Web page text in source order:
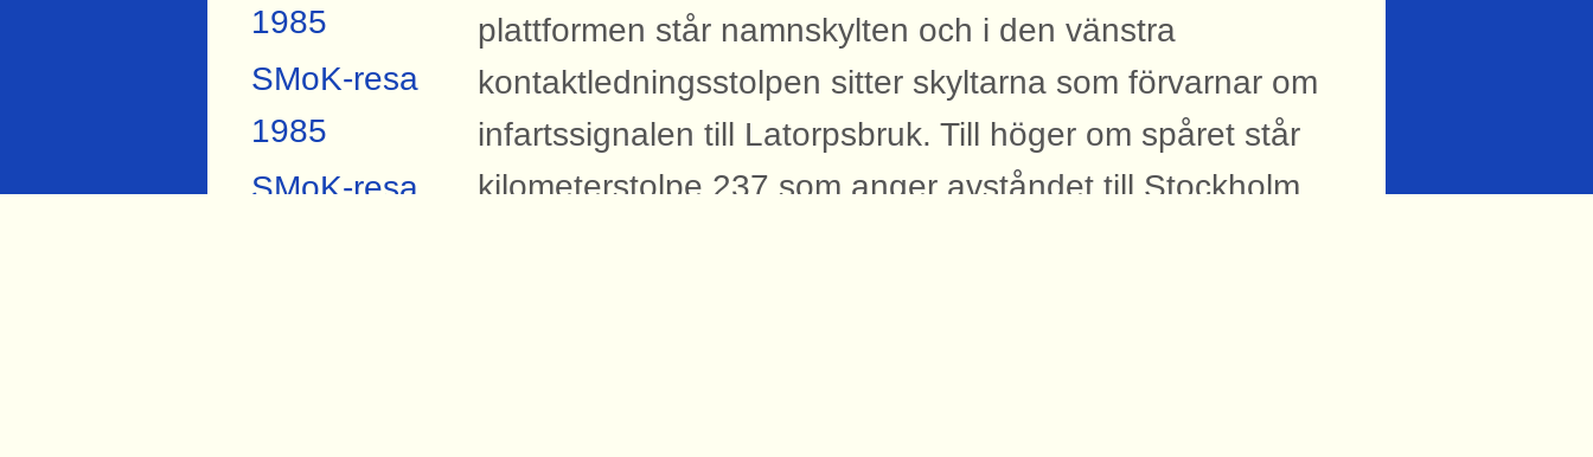
1985
SMoK-resa
1985
SMoK-resa
plattformen står namnskylten och i den vänstra
kontaktledningsstolpen sitter skyltarna som förvarnar om
infartssignalen till Latorpsbruk. Till höger om spåret står
kilometerstolpe 237 som anger avståndet till Stockholm